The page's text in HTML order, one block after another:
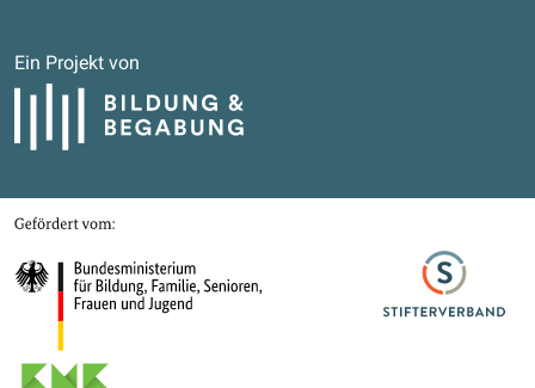
Ein Projekt von
Bildung und Begabung
Gefördert von
Bundesministerium für Bildung, Familie, Senioren, Frauen und Jugend
Stifterverband
Kultusministerkonferenz